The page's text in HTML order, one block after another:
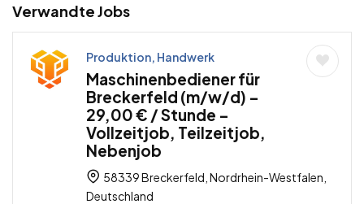
Verwandte Jobs
Produktion, Handwerk
Maschinenbediener für
Breckerfeld (m/w/d) –
29,00 € / Stunde –
Vollzeitjob, Teilzeitjob,
Nebenjob
58339 Breckerfeld, Nordrhein-Westfalen,
Deutschland